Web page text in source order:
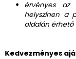
érvényes
helyszínen a
oldalán érhető
Kedvezményes